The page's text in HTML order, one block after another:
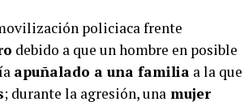
policiaca frente
debido a que un hombre en posible
apuñalado a una familia a la que
; durante la agresión, una mujer